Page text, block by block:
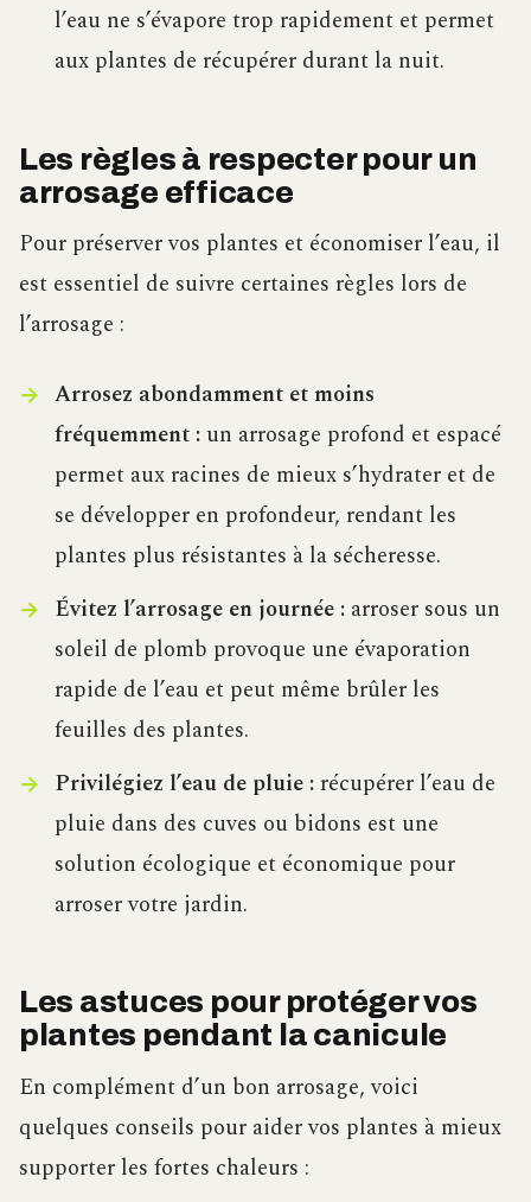
l’eau ne s’évapore trop rapidement et permet
aux plantes de récupérer durant la nuit.
Les règles à respecter pour un
arrosage efficace
Pour préserver vos plantes et économiser l’eau, il
est essentiel de suivre certaines règles lors de
l’arrosage :
Arrosez abondamment et moins
fréquemment :un arrosage profond et espacé
permet aux racines de mieux s’hydrater et de
se développer en profondeur, rendant les
plantes plus résistantes à la sécheresse.
Évitez l’arrosage en journée :arroser sous un
soleil de plomb provoque une évaporation
rapide de l’eau et peut même brûler les
feuilles des plantes.
Privilégiez l’eau de pluie :récupérer l’eau de
pluie dans des cuves ou bidons est une
solution écologique et économique pour
arroser votre jardin.
Les astuces pour protéger vos
plantes pendant la canicule
En complément d’un bon arrosage, voici
quelques conseils pour aider vos plantes à mieux
supporter les fortes chaleurs :